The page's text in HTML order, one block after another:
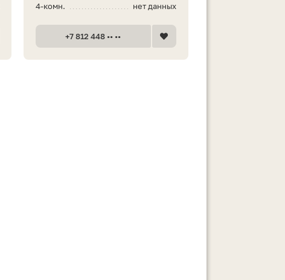
нет данных
4-комн.
+7 812 448 •• ••